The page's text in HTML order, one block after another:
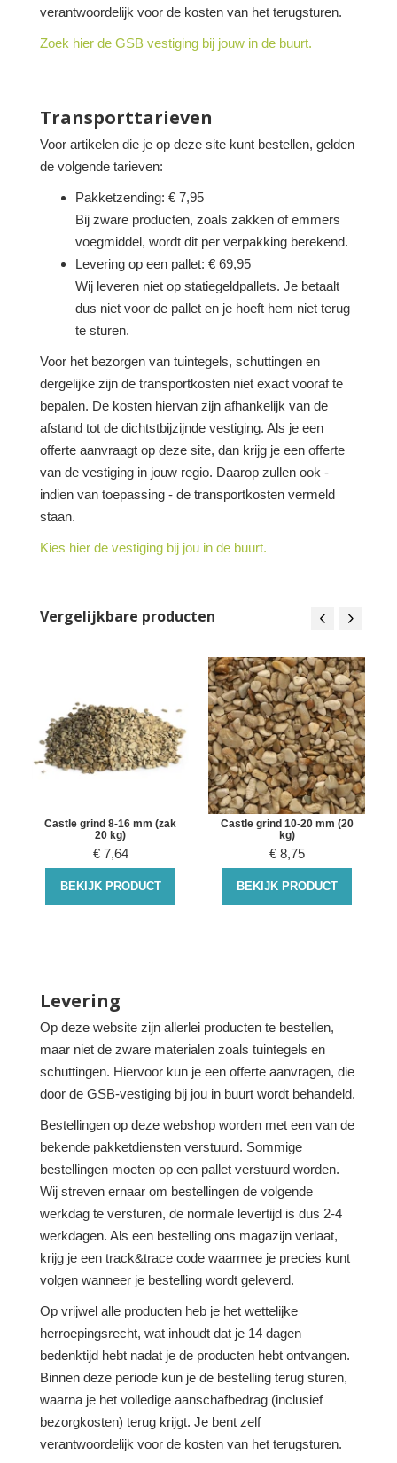
verantwoordelijk voor de kosten van het terugsturen.
Zoek hier de GSB vestiging bij jouw in de buurt.
Transporttarieven
Voor artikelen die je op deze site kunt bestellen, gelden
de volgende tarieven:
Pakketzending: € 7,95
Bij zware producten, zoals zakken of emmers
voegmiddel, wordt dit per verpakking berekend.
Levering op een pallet: € 69,95
Wij leveren niet op statiegeldpallets. Je betaalt
dus niet voor de pallet en je hoeft hem niet terug
te sturen.
Voor het bezorgen van tuintegels, schuttingen en
dergelijke zijn de transportkosten niet exact vooraf te
bepalen. De kosten hiervan zijn afhankelijk van de
afstand tot de dichtstbijzijnde vestiging. Als je een
offerte aanvraagt op deze site, dan krijg je een offerte
van de vestiging in jouw regio. Daarop zullen ook -
indien van toepassing - de transportkosten vermeld
staan.
Kies hier de vestiging bij jou in de buurt.
Vergelijkbare producten
Castle grind 8-16 mm (zak
20 kg)
€ 7,64
BEKIJK PRODUCT
Castle grind 10-20 mm (20
kg)
€ 8,75
BEKIJK PRODUCT
Levering
Op deze website zijn allerlei producten te bestellen,
maar niet de zware materialen zoals tuintegels en
schuttingen. Hiervoor kun je een offerte aanvragen, die
door de GSB-vestiging bij jou in buurt wordt behandeld.
Bestellingen op deze webshop worden met een van de
bekende pakketdiensten verstuurd. Sommige
bestellingen moeten op een pallet verstuurd worden.
Wij streven ernaar om bestellingen de volgende
werkdag te versturen, de normale levertijd is dus 2-4
werkdagen. Als een bestelling ons magazijn verlaat,
krijg je een track&trace code waarmee je precies kunt
volgen wanneer je bestelling wordt geleverd.
Op vrijwel alle producten heb je het wettelijke
herroepingsrecht, wat inhoudt dat je 14 dagen
bedenktijd hebt nadat je de producten hebt ontvangen.
Binnen deze periode kun je de bestelling terug sturen,
waarna je het volledige aanschafbedrag (inclusief
bezorgkosten) terug krijgt. Je bent zelf
verantwoordelijk voor de kosten van het terugsturen.